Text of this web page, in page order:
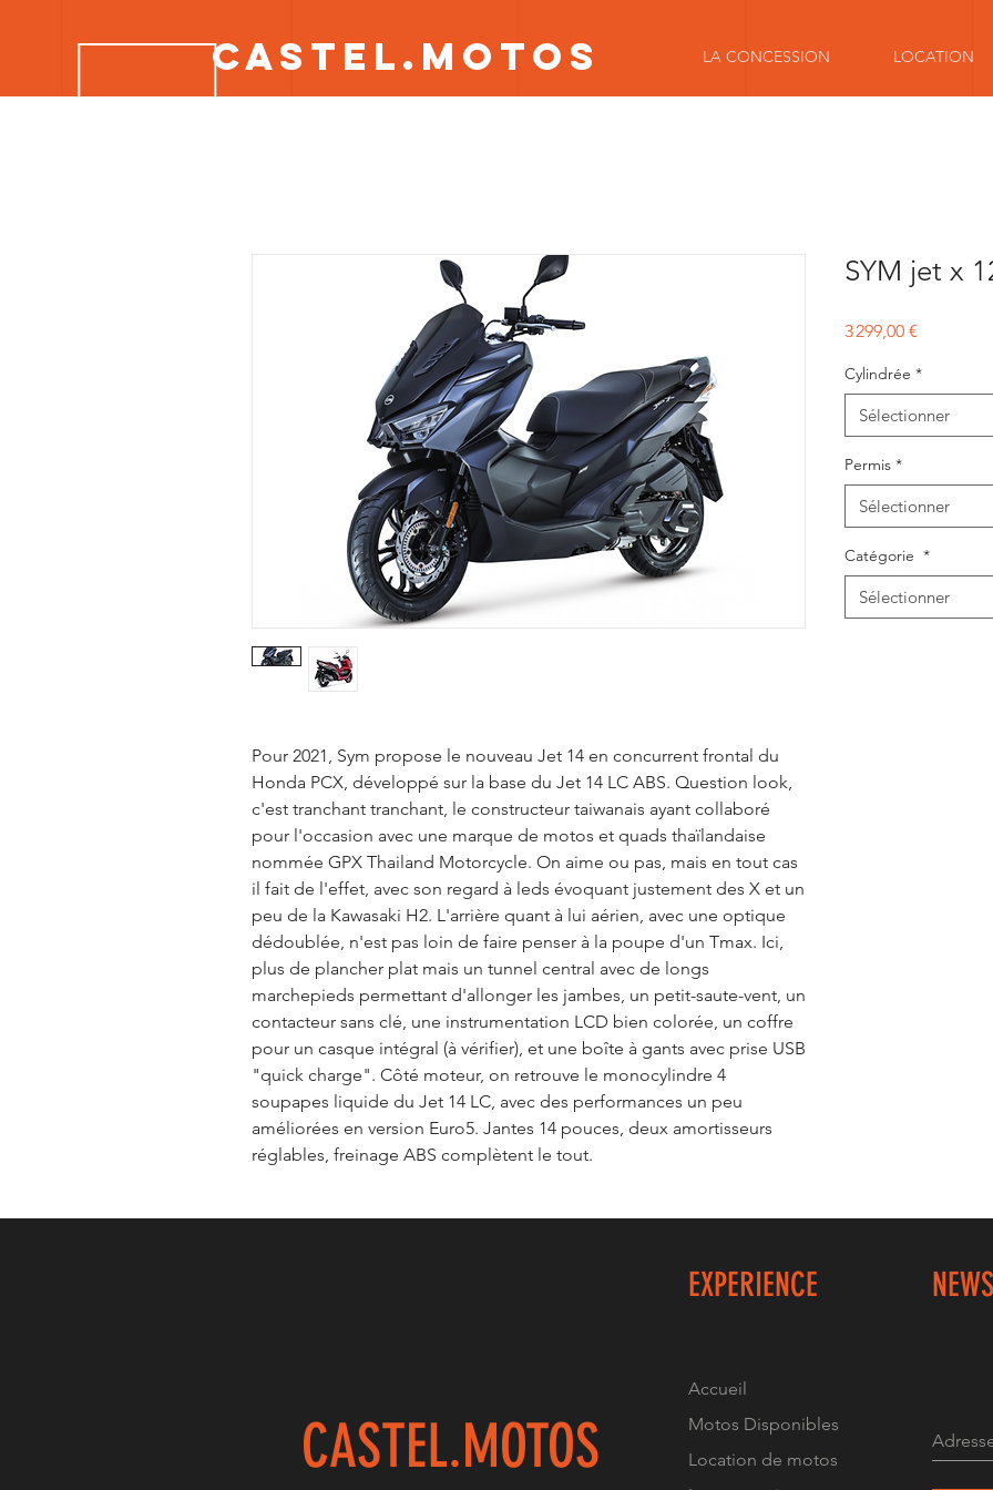
CASTEL.MOTOS LA CONCESSION LOCATION
Pour 2021, Sym propose le nouveau Jet 14 en concurrent frontal du
Honda PCX, développé sur la base du Jet 14 LC ABS. Question look,
c'est tranchant tranchant, le constructeur taiwanais ayant collaboré
pour l'occasion avec une marque de motos et quads thaïlandaise
nommée GPX Thailand Motorcycle. On aime ou pas, mais en tout cas
il fait de l'effet, avec son regard à leds évoquant justement des X et un
peu de la Kawasaki H2. L'arrière quant à lui aérien, avec une optique
dédoublée, n'est pas loin de faire penser à la poupe d'un Tmax. Ici,
plus de plancher plat mais un tunnel central avec de longs
marchepieds permettant d'allonger les jambes, un petit-saute-vent, un
contacteur sans clé, une instrumentation LCD bien colorée, un coffre
pour un casque intégral (à vérifier), et une boîte à gants avec prise USB
"quick charge". Côté moteur, on retrouve le monocylindre 4
soupapes liquide du Jet 14 LC, avec des performances un peu
améliorées en version Euro5. Jantes 14 pouces, deux amortisseurs
réglables, freinage ABS complètent le tout.
SYM jet x
3 299,00 €
Cylindrée *
Sélectionner
Permis *
Sélectionner
Catégorie *
Sélectionner
EXPERIENCE
CASTEL.MOTOS
Accueil
Motos Disponibles
Location de motos